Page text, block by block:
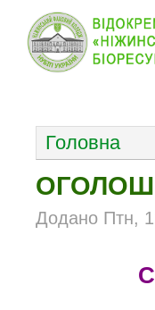
Головна
Додано Птн,